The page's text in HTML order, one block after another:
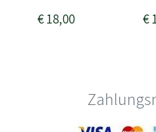
€18,00 €